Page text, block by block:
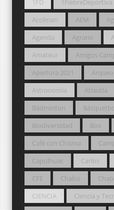
1FD 1FiebreDeportiva
Acolman
AEM
Agenda
Agrario
Amateur
Amigos
Apertura 2021
Astronomía
Atlautla
Bádminton
Biodiversidad
Box
Café con Chisma
Capulhuac
Carlos
CFE
Chalco
CIENCIA
Ciencia y